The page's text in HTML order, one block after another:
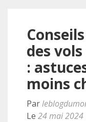
des
:
moins
Par
Le 24 mai 2024